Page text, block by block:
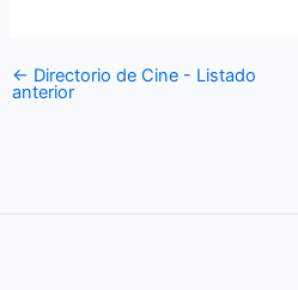
← Directorio de Cine - Listado
anterior